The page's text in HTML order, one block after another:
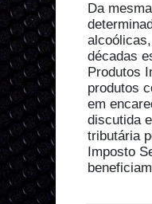
Da
décadas
Produtos
produtos
em
discutida
tributária
Imposto